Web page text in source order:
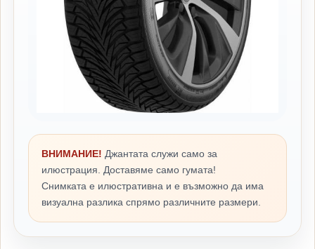
ВНИМАНИЕ! Джантата служи само за
илюстрация. Доставяме само гумата!
Снимката е илюстративна и е възможно да има
визуална разлика спрямо различните размери.